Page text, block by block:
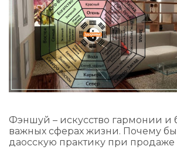
Фэншуй – искусство гармонии и
важных сферах жизни. Почему
даосскую практику при продаже